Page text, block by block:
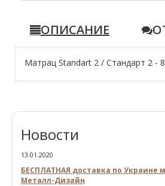
ОПИСАНИЕ
Матрац Standart 2 / Стандарт 2 -
Новости
13.01.2020
БЕСПЛАТНАЯ доставка по Украине
Металл-Дизайн